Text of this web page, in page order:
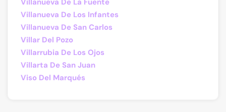
Villanueva De La Fuente
Villanueva De Los Infantes
Villanueva De San Carlos
Villar Del Pozo
Villarrubia De Los Ojos
Villarta De San Juan
Viso Del Marqués